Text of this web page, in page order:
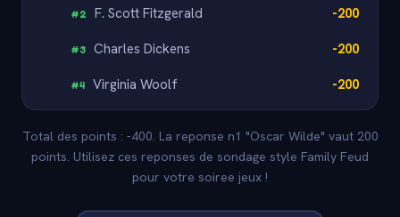
#2 F. Scott Fitzgerald -200
#3 Charles Dickens -200
#4 Virginia Woolf -200
Total des points : -400. La reponse n1 "Oscar Wilde" vaut 200
points. Utilisez ces reponses de sondage style Family Feud
pour votre soiree jeux !